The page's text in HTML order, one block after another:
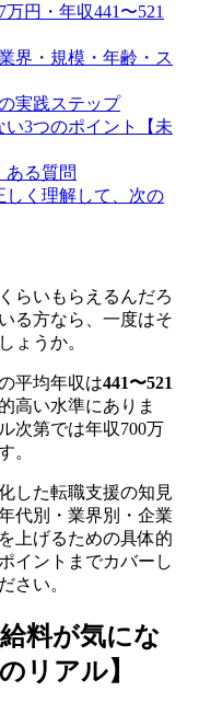
円・年収441〜521
界・規模・年齢・ス
実践ステップ
3つのポイント【未
ある質問
しく理解して、次の
らいもらえるんだろ
る方なら、一度はそ
ょうか。
平均年収は441〜521
高い水準にありま
次第では年収700万
。
した転職支援の知見
代別・業界別・企業
上げるための具体的
イントまでカバーし
さい。
料が気にな
リアル】